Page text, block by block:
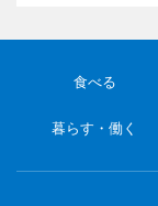
食べる
暮らす・働く